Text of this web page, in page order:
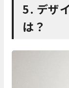
5. デザ
は？